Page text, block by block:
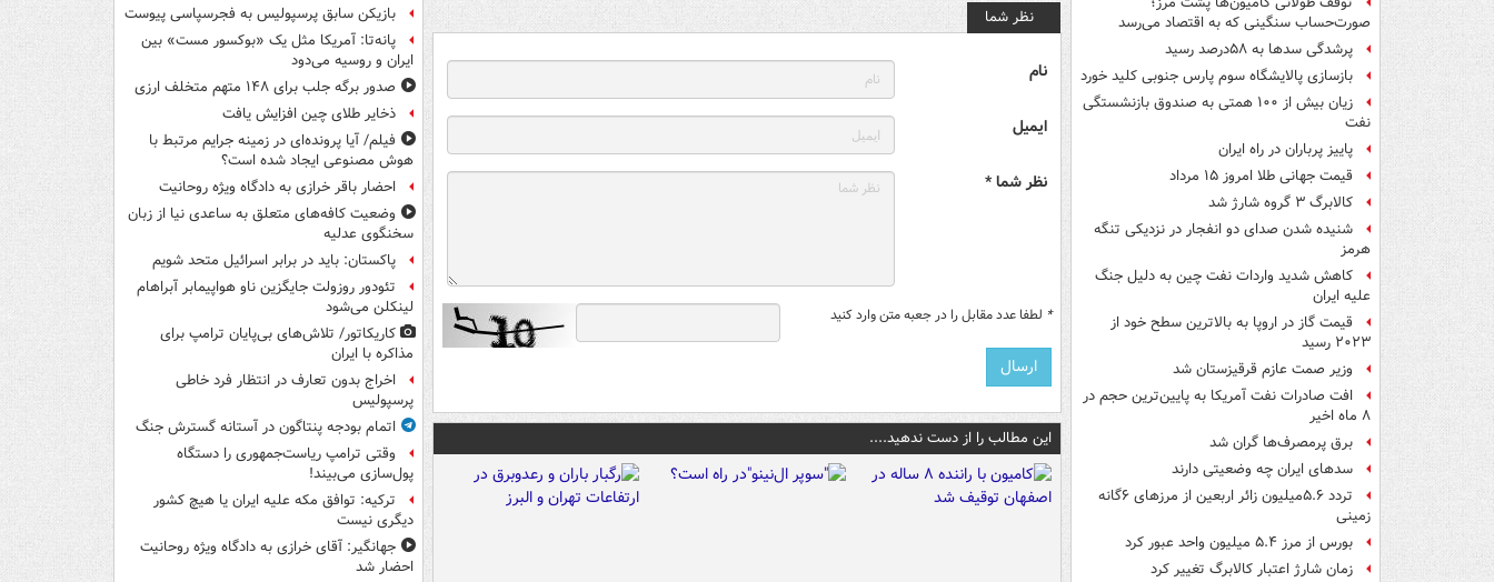
صورت‌حساب سنگینی که به اقتصاد می‌رسد
پرشدگی سدها به ۵۸درصد رسید
بازسازی پالایشگاه سوم پارس جنوبی کلید خورد
زیان بیش از ۱۰۰ همتی به صندوق‌ بازنشستگی
نفت
پاییز پرباران در راه ایران
قیمت جهانی طلا امروز ۱۵ مرداد
کالابرگ ۳ گروه شارژ شد
شنیده شدن صدای دو انفجار در نزدیکی تنگه
هرمز
کاهش شدید واردات نفت چین به دلیل جنگ
علیه ایران
قیمت گاز در اروپا به بالاترین سطح خود از
۲۰۲۳ رسید
وزیر صمت عازم قرقیزستان شد
افت صادرات نفت آمریکا به پایین‌ترین حجم در
۸ ماه اخیر
برق پرمصرف‌ها گران شد
سدهای ایران چه وضعیتی دارند
تردد ۵.۶میلیون زائر اربعین از مرزهای ۶گانه
زمینی
بورس از مرز ۵.۴ میلیون واحد عبور کرد
زمان شارژ اعتبار کالابرگ تغییر کرد
نظر شما
نام
ایمیل
نظر شما *
* لطفا عدد مقابل را در جعبه متن وارد کنید
این مطالب را از دست ندهید....
بازیکن سابق پرسپولیس به فجرسپاسی پیوست
پانه‌تا: آمریکا مثل یک «بوکسور مست» بین
ایران و روسیه می‌دود
صدور برگه جلب برای ۱۴۸ متهم متخلف ارزی
ذخایر طلای چین افزایش یافت
فیلم/ آیا پرونده‌ای در زمینه جرایم مرتبط با
هوش مصنوعی ایجاد شده است؟
احضار باقر خرازی به دادگاه ویژه روحانیت
وضعیت کافه‌های متعلق به ساعدی نیا از زبان
سخنگوی عدلیه
پاکستان: باید در برابر اسرائیل متحد شویم
تئودور روزولت جایگزین ناو هواپیمابر آبراهام
لینکلن می‌شود
کاریکاتور/ تلاش‌های بی‌پایان ترامپ برای
مذاکره با ایران
اخراج بدون تعارف در انتظار فرد خاطی
پرسپولیس
اتمام بودجه پنتاگون در آستانه گسترش جنگ
وقتی ترامپ ریاست‌جمهوری را دستگاه
پول‌سازی می‌بیند!
ترکیه: توافق مکه علیه ایران یا هیچ کشور
دیگری نیست
جهانگیر: آقای خرازی به دادگاه ویژه روحانیت
احضار شد